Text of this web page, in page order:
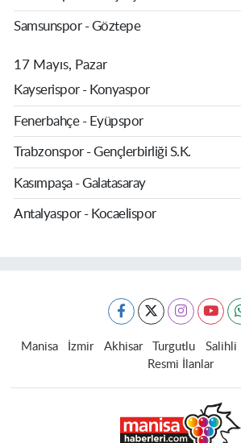
Samsunspor - Göztepe
17 Mayıs, Pazar
Kayserispor - Konyaspor
Fenerbahçe - Eyüpspor
Trabzonspor - Gençlerbirliği S.K.
Kasımpaşa - Galatasaray
Antalyaspor - Kocaelispor
Manisa İzmir Akhisar Turgutlu Salihli
Resmi İlanlar